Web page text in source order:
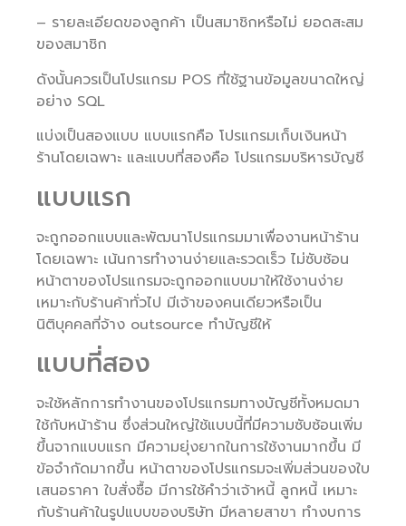
– รายละเอียดของลูกค้า เป็นสมาชิกหรือไม่ ยอดสะสม
ของสมาชิก
ดังนั้นควรเป็นโปรแกรม POS ที่ใช้ฐานข้อมูลขนาดใหญ่
อย่าง SQL
แบ่งเป็นสองแบบ แบบแรกคือ โปรแกรมเก็บเงินหน้า
ร้านโดยเฉพาะ และแบบที่สองคือ โปรแกรมบริหารบัญชี
แบบแรก
จะถูกออกแบบและพัฒนาโปรแกรมมาเพื่องานหน้าร้าน
โดยเฉพาะ เน้นการทำงานง่ายและรวดเร็ว ไม่ซับซ้อน
หน้าตาของโปรแกรมจะถูกออกแบบมาให้ใช้งานง่าย
เหมาะกับร้านค้าทั่วไป มีเจ้าของคนเดียวหรือเป็น
นิติบุคคลที่จ้าง outsource ทำบัญชีให้
แบบที่สอง
จะใช้หลักการทำงานของโปรแกรมทางบัญชีทั้งหมดมา
ใช้กับหน้าร้าน ซึ่งส่วนใหญ่ใช้แบบนี้ที่มีความซับซ้อนเพิ่ม
ขึ้นจากแบบแรก มีความยุ่งยากในการใช้งานมากขึ้น มี
ข้อจำกัดมากขึ้น หน้าตาของโปรแกรมจะเพิ่มส่วนของใบ
เสนอราคา ใบสั่งซื้อ มีการใช้คำว่าเจ้าหนี้ ลูกหนี้ เหมาะ
กับร้านค้าในรูปแบบของบริษัท มีหลายสาขา ทำงบการ